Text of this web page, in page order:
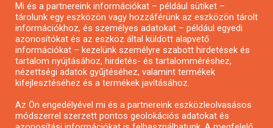
Pályázatírás civil szervezeteknek
Pályázatírás önkormányzatoknak
Pályázatfigyelés
Specifikus pályázatfigyelés vagy hírlevél
Mi és a partnereink információkat – például sütiket –
tárolunk egy eszközön vagy hozzáférünk az eszközön tárolt
információkhoz, és személyes adatokat – például egyedi
azonosítókat és az eszköz által küldött alapvető
információkat – kezelünk személyre szabott hirdetések és
tartalom nyújtásához, hirdetés- és tartalomméréshez,
nézettségi adatok gyűjtéséhez, valamint termékek
kifejlesztéséhez és a termékek javításához.
Az Ön engedélyével mi és a partnereink eszközleolvasásos
módszerrel szerzett pontos geolokációs adatokat és